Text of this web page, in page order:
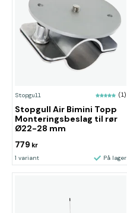
Stopgull (1)
Stopgull Air Bimini Topp
Monteringsbeslag til rør
Ø22-28 mm
779 kr
1 variant På lager